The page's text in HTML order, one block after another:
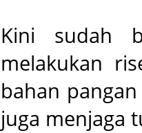
Kini sudah
melakukan
bahan
juga menjaga